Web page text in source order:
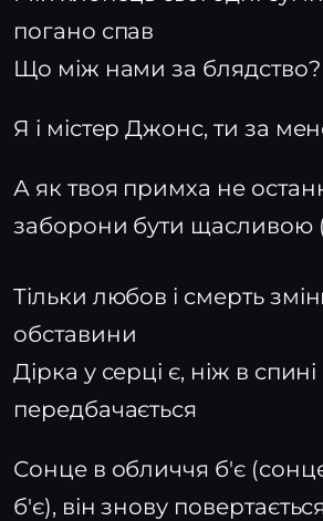
погано спав
Що між нами за блядство?
Я і містер Джонс, ти за
А як твоя примха не
заборони бути щасливою
Тільки любов і смерть
обставини
Дірка у серці є, ніж в спині
передбачається
Сонце в обличчя б'є
б'є), він знову